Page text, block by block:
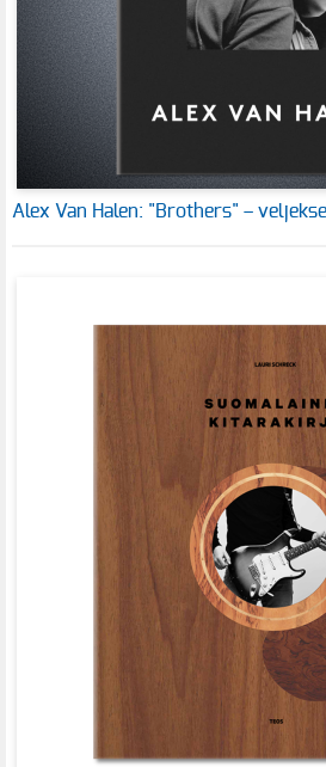
Alex Van Halen: "Brothers" –